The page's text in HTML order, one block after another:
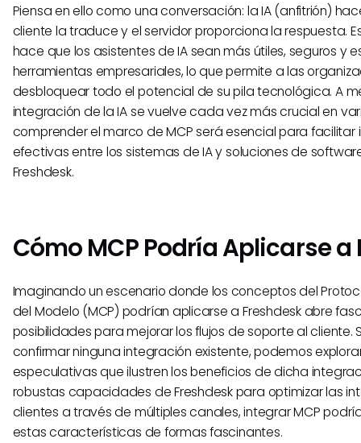
Piensa en ello como una conversación: la IA (anfitrión)
cliente la traduce y el servidor proporciona la respuesta.
hace que los asistentes de IA sean más útiles, seguros y
herramientas empresariales, lo que permite a las
desbloquear todo el potencial de su pila tecnológica. A
integración de la IA se vuelve cada vez más crucial en
comprender el marco de MCP será esencial para facilitar
efectivas entre los sistemas de IA y soluciones de
Freshdesk.
Cómo MCP Podría Aplicarse a
Imaginando un escenario donde los conceptos del
del Modelo (MCP) podrían aplicarse a Freshdesk abre
posibilidades para mejorar los flujos de soporte al cliente.
confirmar ninguna integración existente, podemos
especulativas que ilustren los beneficios de dicha
robustas capacidades de Freshdesk para optimizar las
clientes a través de múltiples canales, integrar MCP
estas características de formas fascinantes.